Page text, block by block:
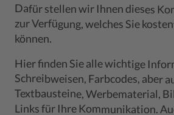
Dafür stellen wir Ihnen dieses
zur Verfügung, welches Sie
können.
Hier finden Sie alle wichtige
Schreibweisen, Farbcodes, aber
Textbausteine, Werbematerial,
Links für Ihre Kommunikation. Auch